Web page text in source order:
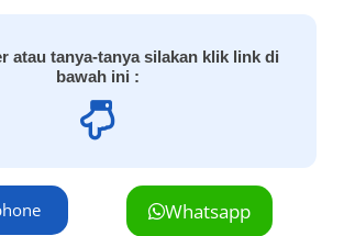
atau tanya-tanya silakan klik link di
bawah ini :
Whatsapp